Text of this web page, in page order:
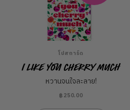
โปสการ์ด
I Like You Cherry Much
หวานจนใจละลาย!
฿250.00